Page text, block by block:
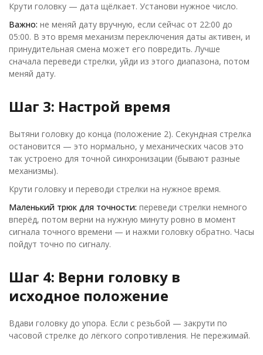
Крути головку — дата щёлкает. Установи нужное число.
Важно: не меняй дату вручную, если сейчас от 22:00 до
05:00. В это время механизм переключения даты активен, и
принудительная смена может его повредить. Лучше
сначала переведи стрелки, уйди из этого диапазона, потом
меняй дату.
Шаг 3: Настрой время
Вытяни головку до конца (положение 2). Секундная стрелка
остановится — это нормально, у механических часов это
так устроено для точной синхронизации (бывают разные
механизмы).
Крути головку и переводи стрелки на нужное время.
Маленький трюк для точности: переведи стрелки немного
вперёд, потом верни на нужную минуту ровно в момент
сигнала точного времени — и нажми головку обратно. Часы
пойдут точно по сигналу.
Шаг 4: Верни головку в
исходное положение
Вдави головку до упора. Если с резьбой — закрути по
часовой стрелке до лёгкого сопротивления. Не пережимай.